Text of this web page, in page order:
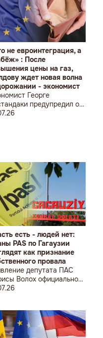
не евроинтеграция, а
: После
цены на газ,
ждет новая волна
- экономист
Георге
предупредил о
волне роста цен
есть - людей нет:
PAS по Гагаузии
как признание
провала
депутата ПАС
Волох официально
провал